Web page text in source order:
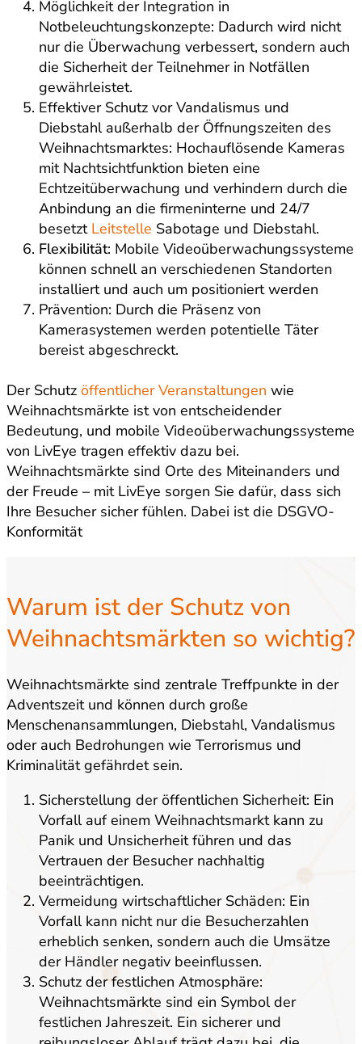
Möglichkeit der Integration in
Notbeleuchtungskonzepte: Dadurch wird nicht
nur die Überwachung verbessert, sondern auch
die Sicherheit der Teilnehmer in Notfällen
gewährleistet.
Effektiver Schutz vor Vandalismus und
Diebstahl außerhalb der Öffnungszeiten des
Weihnachtsmarktes: Hochauflösende Kameras
mit Nachtsichtfunktion bieten eine
Echtzeitüberwachung und verhindern durch die
Anbindung an die firmeninterne und 24/7
besetzt Leitstelle Sabotage und Diebstahl.
Flexibilität: Mobile Videoüberwachungssysteme
können schnell an verschiedenen Standorten
installiert und auch um positioniert werden
Prävention: Durch die Präsenz von
Kamerasystemen werden potentielle Täter
bereist abgeschreckt.
Der Schutz öffentlicher Veranstaltungen wie
Weihnachtsmärkte ist von entscheidender
Bedeutung, und mobile Videoüberwachungssysteme
von LivEye tragen effektiv dazu bei.
Weihnachtsmärkte sind Orte des Miteinanders und
der Freude – mit LivEye sorgen Sie dafür, dass sich
Ihre Besucher sicher fühlen. Dabei ist die DSGVO-
Konformität
Warum ist der Schutz von
Weihnachtsmärkten so wichtig?
Weihnachtsmärkte sind zentrale Treffpunkte in der
Adventszeit und können durch große
Menschenansammlungen, Diebstahl, Vandalismus
oder auch Bedrohungen wie Terrorismus und
Kriminalität gefährdet sein.
Sicherstellung der öffentlichen Sicherheit: Ein
Vorfall auf einem Weihnachtsmarkt kann zu
Panik und Unsicherheit führen und das
Vertrauen der Besucher nachhaltig
beeinträchtigen.
Vermeidung wirtschaftlicher Schäden: Ein
Vorfall kann nicht nur die Besucherzahlen
erheblich senken, sondern auch die Umsätze
der Händler negativ beeinflussen.
Schutz der festlichen Atmosphäre:
Weihnachtsmärkte sind ein Symbol der
festlichen Jahreszeit. Ein sicherer und